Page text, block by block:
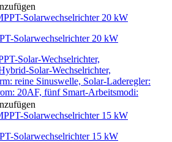
Solarwechselrichter 20 kW
Solar-Wechselrichter,
Solar-Wechselrichter,
reine Sinuswelle, Solar-Laderegler:
20AF, fünf Smart-Arbeitsmodi:
Solarwechselrichter 15 kW